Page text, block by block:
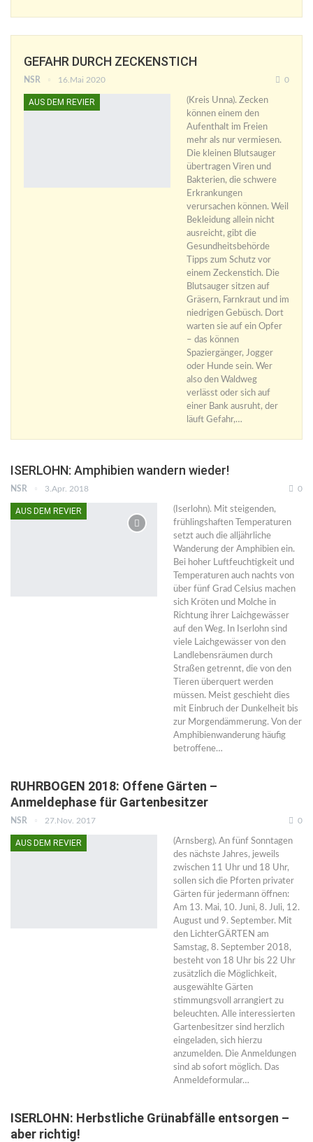
GEFAHR DURCH ZECKENSTICH
NSR 16.Mai 2020 0
AUS DEM REVIER
(Kreis Unna). Zecken
können einem den
Aufenthalt im Freien
mehr als nur vermiesen.
Die kleinen Blutsauger
übertragen Viren und
Bakterien, die schwere
Erkrankungen
verursachen können. Weil
Bekleidung allein nicht
ausreicht, gibt die
Gesundheitsbehörde
Tipps zum Schutz vor
einem Zeckenstich. Die
Blutsauger sitzen auf
Gräsern, Farnkraut und im
niedrigen Gebüsch. Dort
warten sie auf ein Opfer
– das können
Spaziergänger, Jogger
oder Hunde sein. Wer
also den Waldweg
verlässt oder sich auf
einer Bank ausruht, der
läuft Gefahr,…
ISERLOHN: Amphibien wandern wieder!
NSR 3.Apr. 2018 0
AUS DEM REVIER
(Iserlohn). Mit steigenden,
frühlingshaften Temperaturen
setzt auch die alljährliche
Wanderung der Amphibien ein.
Bei hoher Luftfeuchtigkeit und
Temperatu­ren auch nachts von
über fünf Grad Celsius machen
sich Kröten und Molche in
Richtung ihrer Laich­gewässer
auf den Weg. In Iserlohn sind
viele Laichgewässer von den
Landlebensräumen durch
Straßen getrennt, die von den
Tieren überquert werden
müssen. Meist geschieht dies
mit Einbruch der Dunkelheit bis
zur Morgendämmerung. Von der
Amphibienwanderung häufig
betroffene…
RUHRBOGEN 2018: Offene Gärten –
Anmeldephase für Gartenbesitzer
NSR 27.Nov. 2017 0
AUS DEM REVIER
(Arnsberg). An fünf Sonntagen
des nächste Jahres, jeweils
zwischen 11 Uhr und 18 Uhr,
sollen sich die Pforten privater
Gärten für jedermann öffnen:
Am 13. Mai, 10. Juni, 8. Juli, 12.
August und 9. September. Mit
den LichterGÄRTEN am
Samstag, 8. September 2018,
besteht von 18 Uhr bis 22 Uhr
zusätzlich die Möglichkeit,
ausgewählte Gärten
stimmungsvoll arrangiert zu
beleuchten. Alle interessierten
Gartenbesitzer sind herzlich
eingeladen, sich hierzu
anzumelden. Die Anmeldungen
sind ab sofort möglich. Das
Anmeldeformular…
ISERLOHN: Herbstliche Grünabfälle entsorgen –
aber richtig!